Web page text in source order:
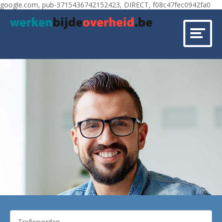
google.com, pub-3715436742152423, DIRECT, f08c47fec0942fa0